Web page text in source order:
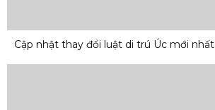
Cập nhật thay đổi luật di trú Úc mới nhất